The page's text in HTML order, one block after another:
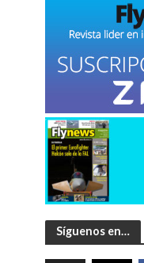
Síguenos en…